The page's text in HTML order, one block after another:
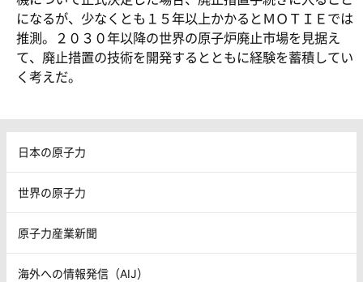
になるが、少なくとも１５年以上かかるとＭＯＴＩＥでは
推測。２０３０年以降の世界の原子炉廃止市場を見据え
て、廃止措置の技術を開発するとともに経験を蓄積してい
く考えだ。
日本の原子力
世界の原子力
原子力産業新聞
海外への情報発信（AIJ）